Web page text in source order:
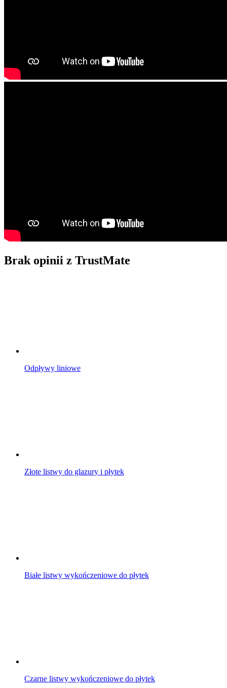
Brak opinii z TrustMate
Odpływy liniowe
Złote listwy do glazury i płytek
Białe listwy wykończeniowe do płytek
Czarne listwy wykończeniowe do płytek